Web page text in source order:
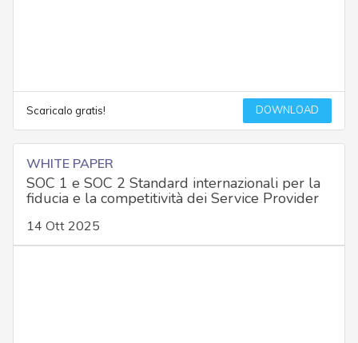
Scaricalo gratis! DOWNLOAD
WHITE PAPER
SOC 1 e SOC 2 Standard internazionali per la
fiducia e la competitività dei Service Provider
14 Ott 2025